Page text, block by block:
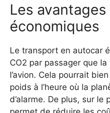
Les
économiques
Le transport en autocar
CO2 par passager que
l’avion. Cela pourrait
poids à l’heure où la
d’alarme. De plus, sur le